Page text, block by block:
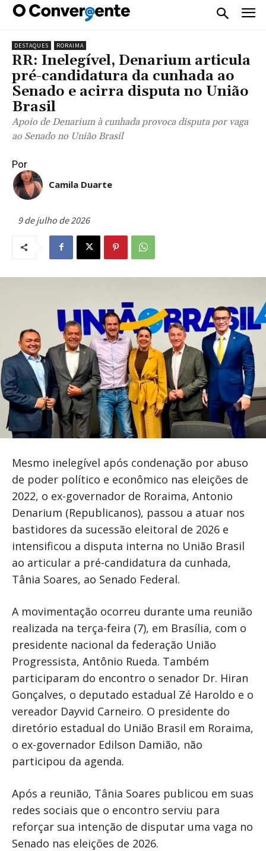
DESTAQUES RORAIMA
RR: Inelegível, Denarium articula
pré-candidatura da cunhada ao
Senado e acirra disputa no União
Brasil
Apoio de Denarium à cunhada provoca disputa por vaga
ao Senado no União Brasil
Por
Camila Duarte
9 de julho de 2026
Mesmo inelegível após condenação por abuso
de poder político e econômico nas eleições de
2022, o ex-governador de Roraima, Antonio
Denarium (Republicanos), passou a atuar nos
bastidores da sucessão eleitoral de 2026 e
intensificou a disputa interna no União Brasil
ao articular a pré-candidatura da cunhada,
Tânia Soares, ao Senado Federal.
A movimentação ocorreu durante uma reunião
realizada na terça-feira (7), em Brasília, com o
presidente nacional da federação União
Progressista, Antônio Rueda. Também
participaram do encontro o senador Dr. Hiran
Gonçalves, o deputado estadual Zé Haroldo e o
vereador Dayvid Carneiro. O presidente do
diretório estadual do União Brasil em Roraima,
o ex-governador Edilson Damião, não
participou da agenda.
Após a reunião, Tânia Soares publicou em suas
redes sociais que o encontro serviu para
reforçar sua intenção de disputar uma vaga no
Senado nas eleições de 2026.